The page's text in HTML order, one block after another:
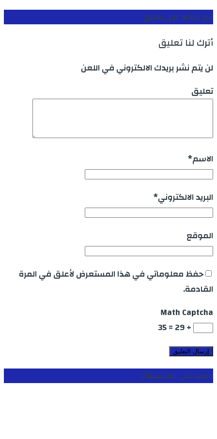
قم بكتابة اول تعليق
أترك لنا تعليق
لن يتم نشر بريدك الالكتروني في اللعن
تعليق
الاسم*
البريد الالكتروني*
الموقع
حفظ معلوماتي في هذا المستعرض لأعلق في المرة
القادمة.
Math Captcha
+ 29 = 35
تابعنا على الفايسبوك